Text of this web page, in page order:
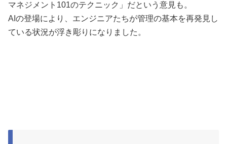
マネジメント101のテクニック」だという意見も。
AIの登場により、エンジニアたちが管理の基本を再発見し
ている状況が浮き彫りになりました。